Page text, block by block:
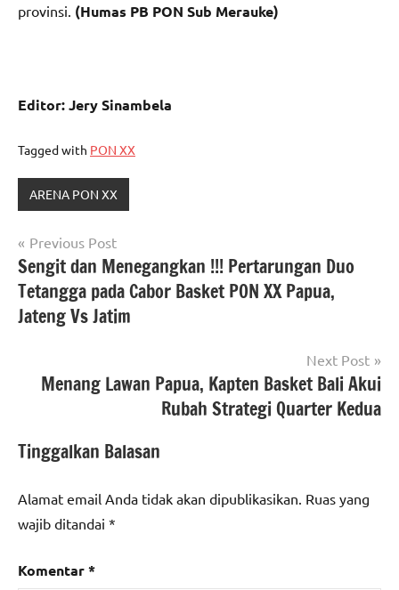
provinsi. (Humas PB PON Sub Merauke)
Editor: Jery Sinambela
Tagged with PON XX
ARENA PON XX
Navigasi
pos
Previous Post
Sengit dan Menegangkan !!! Pertarungan Duo
Tetangga pada Cabor Basket PON XX Papua,
Jateng Vs Jatim
Next Post
Menang Lawan Papua, Kapten Basket Bali Akui
Rubah Strategi Quarter Kedua
Tinggalkan Balasan
Alamat email Anda tidak akan dipublikasikan. Ruas yang
wajib ditandai *
Komentar*